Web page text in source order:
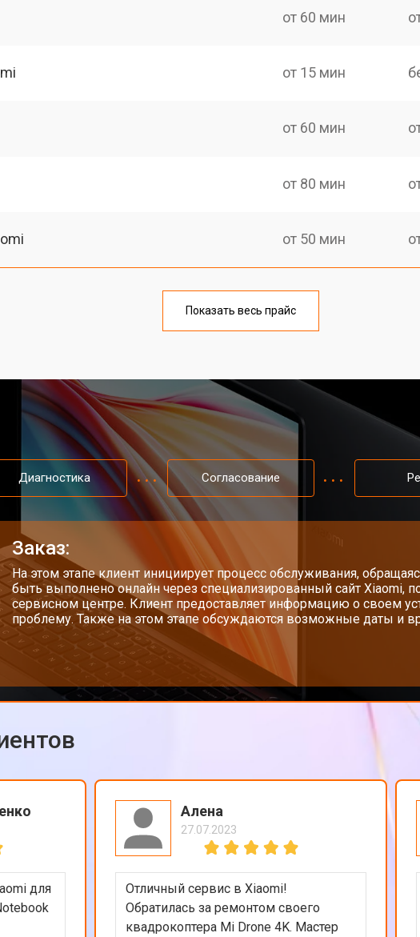
от 60 мин
от 15 мин
от 60 мин
от 80 мин
от 50 мин
от 100 мин
от 80 мин
от 40 мин
SSD от 60 мин
от 110 мин
от 50 мин
от 80 мин
от 50 мин
Показать весь прайс
Диагностика Согласование
Заказ:
На этом этапе клиент инициирует процесс обслуживания,
быть выполнено онлайн через специализированный сайт Xiaomi,
сервисном центре. Клиент предоставляет информацию о своем
проблему. Также на этом этапе обсуждаются возможные даты и
для
Алена
27.07.2023
Отличный сервис в Xiaomi!
Обратилась за ремонтом своего
квадрокоптера Mi Drone 4K. Мастер